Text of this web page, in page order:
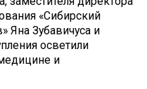
«Сибирский
Яна Зубавичуса и
осветили
и